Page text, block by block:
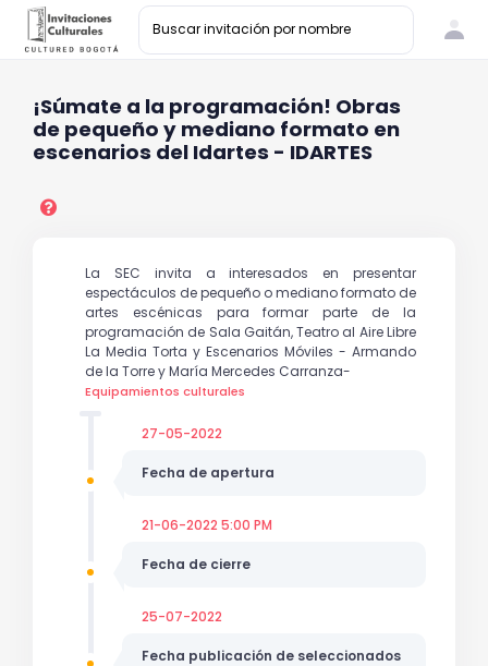
¡Súmate a la programación! Obras
de pequeño y mediano formato en
escenarios del Idartes - IDARTES
La SEC invita a interesados en presentar
espectáculos de pequeño o mediano formato de
artes escénicas para formar parte de la
programación de Sala Gaitán, Teatro al Aire Libre
La Media Torta y Escenarios Móviles - Armando
de la Torre y María Mercedes Carranza-
Equipamientos culturales
27-05-2022
Fecha de apertura
21-06-2022 5:00 PM
Fecha de cierre
25-07-2022
Fecha publicación de seleccionados